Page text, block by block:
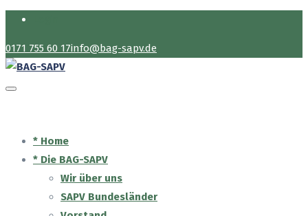
0171 755 60 17info@bag-sapv.de
* Home
* Die BAG-SAPV
Wir über uns
SAPV Bundesländer